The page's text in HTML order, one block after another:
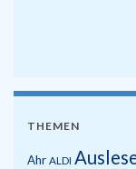
THEMEN
Ahr ALDI